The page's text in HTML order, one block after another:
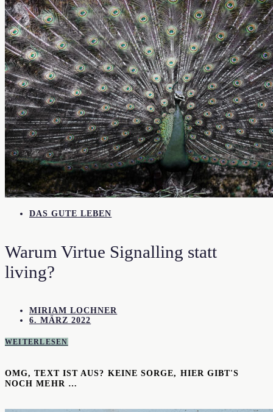
DAS GUTE LEBEN
Warum Virtue Signalling statt
living?
MIRIAM LOCHNER
6. MÄRZ 2022
WEITERLESEN
OMG, TEXT IST AUS? KEINE SORGE, HIER GIBT'S
NOCH MEHR …